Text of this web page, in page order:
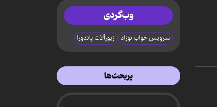
وب‌گردی
سرویس خواب نوزاد زیورآلات پاندورا
پربحث‌ها